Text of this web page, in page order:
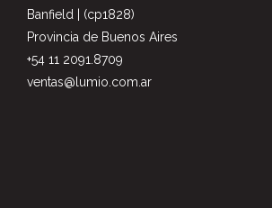
Banfield | (cp1828)
Provincia de Buenos Aires
+54 11 2091.8709
ventas@lumio.com.ar